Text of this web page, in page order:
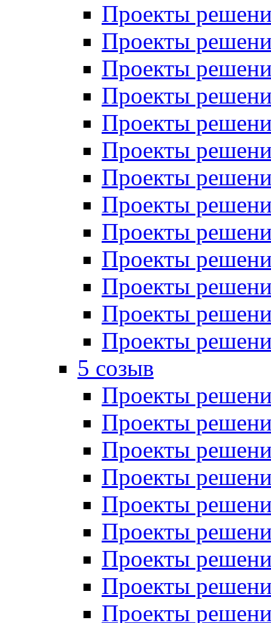
Проекты
Проекты
Проекты
Проекты
Проекты
Проекты
Проекты
Проекты
Проекты
Проекты
Проекты
Проекты
Проекты
5 созыв
Проекты
Проекты
Проекты
Проекты
Проекты
Проекты
Проекты
Проекты
Проекты